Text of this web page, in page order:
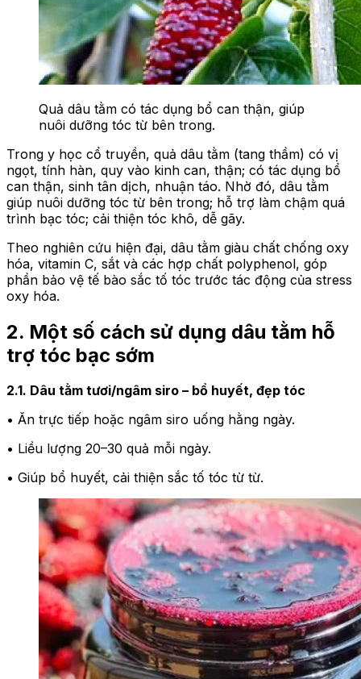
Quả dâu tằm có tác dụng bổ can thận, giúp
nuôi dưỡng tóc từ bên trong.
Trong y học cổ truyền, quả dâu tằm (tang thầm) có vị
ngọt, tính hàn, quy vào kinh can, thận; có tác dụng bổ
can thận, sinh tân dịch, nhuận táo. Nhờ đó, dâu tằm
giúp nuôi dưỡng tóc từ bên trong; hỗ trợ làm chậm quá
trình bạc tóc; cải thiện tóc khô, dễ gãy.
Theo nghiên cứu hiện đại, dâu tằm giàu chất chống oxy
hóa, vitamin C, sắt và các hợp chất polyphenol, góp
phần bảo vệ tế bào sắc tố tóc trước tác động của stress
oxy hóa.
2. Một số cách sử dụng dâu tằm hỗ
trợ tóc bạc sớm
2.1. Dâu tằm tươi/ngâm siro – bổ huyết, đẹp tóc
• Ăn trực tiếp hoặc ngâm siro uống hằng ngày.
• Liều lượng 20–30 quả mỗi ngày.
• Giúp bổ huyết, cải thiện sắc tố tóc từ từ.